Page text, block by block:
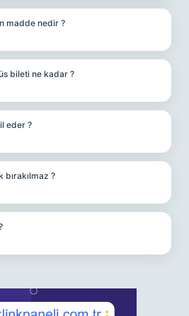
madde nedir ?
bileti ne kadar ?
eder ?
bırakılmaz ?